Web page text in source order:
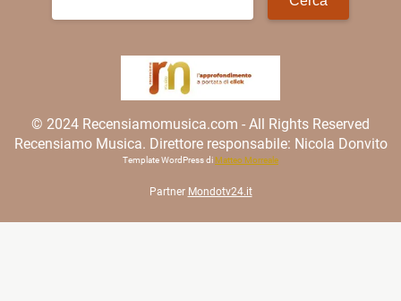
© 2024 Recensiamomusica.com - All Rights Reserved
Recensiamo Musica. Direttore responsabile: Nicola Donvito
Template WordPress di Matteo Morreale
Partner Mondotv24.it